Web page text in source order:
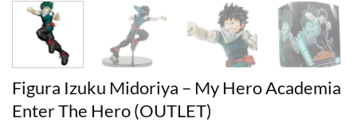
Figura Izuku Midoriya – My Hero Academia
Enter The Hero (OUTLET)